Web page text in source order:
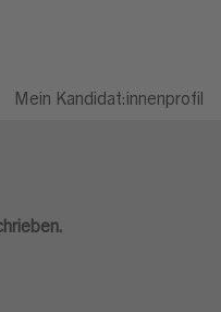
Mein Kandidat:innenprofil